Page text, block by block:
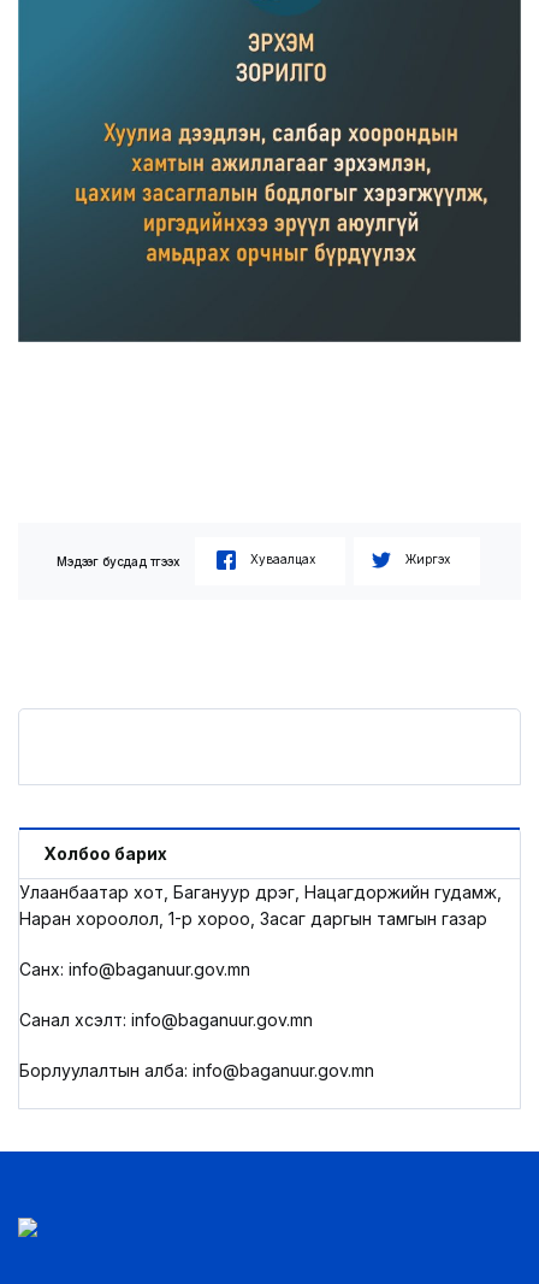
Мэдээг бусдад түгээх Хуваалцах Жиргэх
Холбоо барих
Улаанбаатар хот, Багануур дүүрэг, Нацагдоржийн гудамж,
Наран хороолол, 1-р хороо, Засаг даргын тамгын газар
Санхүү: info@baganuur.gov.mn
Санал хүсэлт: info@baganuur.gov.mn
Борлуулалтын алба: info@baganuur.gov.mn